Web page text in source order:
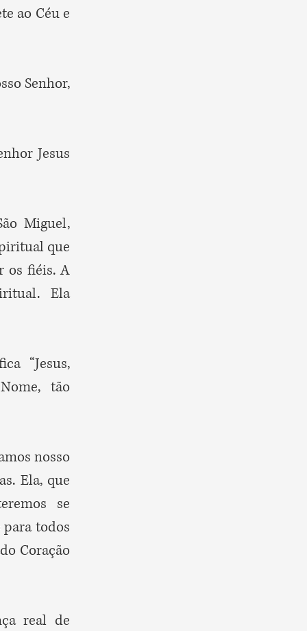
ao Céu e
Senhor,
Jesus
Miguel,
que
os fiéis. A
Ela
“Jesus,
tão
nosso
Ela, que
se
todos
Coração
real de